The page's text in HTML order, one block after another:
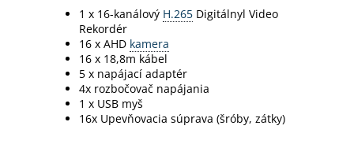
1 x 16-kanálový H.265 Digitálnyl Video
Rekordér
16 x AHD kamera
16 x 18,8m kábel
5 x napájací adaptér
4x rozbočovač napájania
1 x USB myš
16x Upevňovacia súprava (šróby, zátky)